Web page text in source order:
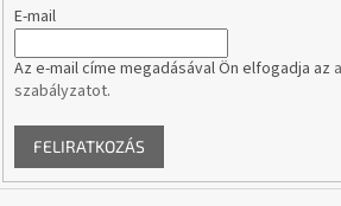
E-mail
Az e-mail címe megadásával Ön elfogadja az
szabályzatot.
FELIRATKOZÁS